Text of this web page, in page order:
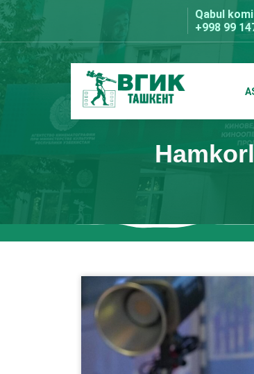
Skip
to
content
Qabul
+998 99
BDKU Toshkent